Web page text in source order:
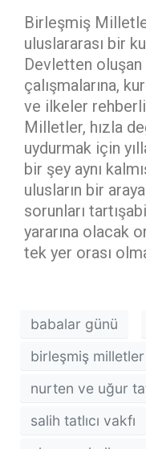
Birleşmiş
uluslararası bir
Devletten
çalışmalarına,
ve ilkeler
Milletler, hızla
uydurmak için
bir şey aynı
ulusların bir
sorunları
yararına olacak
tek yer orası
babalar günü
birleşmiş milletler
nurten ve uğur
salih tatlıcı vakfı